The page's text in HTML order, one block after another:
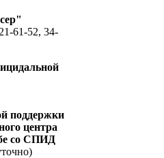
61-52, 34-
поддержки
центра
со СПИД